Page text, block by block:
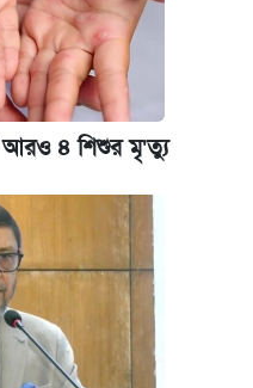
আরও ৪ শিশুর মৃ'ত্যু